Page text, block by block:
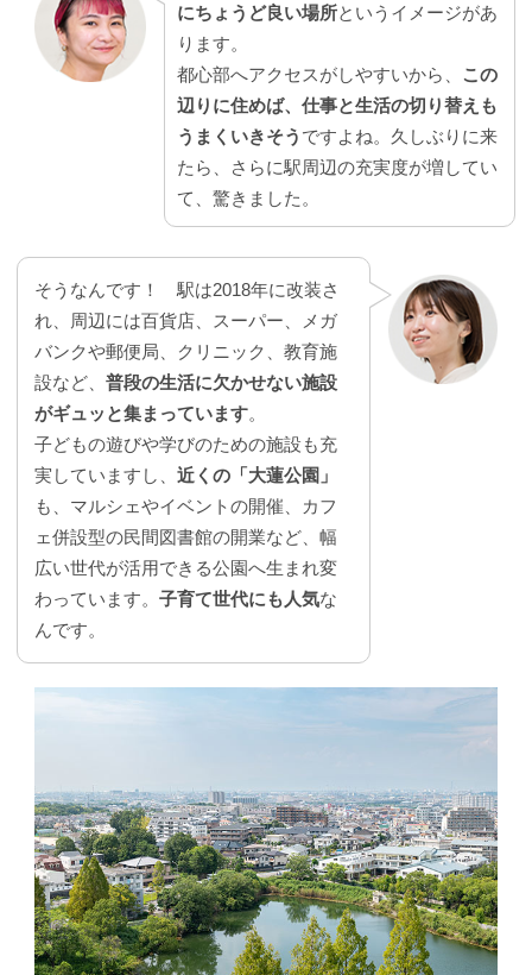
にちょうど良い場所というイメージがあ
ります。
都心部へアクセスがしやすいから、 この
辺りに住めば、仕事と生活の切り替えも
うまくいきそう ですよね。久しぶりに来
たら、さらに駅周辺の充実度が増してい
て、驚きました。
そうなんです！ 駅は2018年に改装さ
れ、周辺には百貨店、スーパー、メガ
バンクや郵便局、クリニック、教育施
設など、 普段の生活に欠かせない施設
がギュッと集まっています。
子どもの遊びや学びのための施設も充
実していますし、 近くの「大蓮公園」
も、マルシェやイベントの開催、カフ
ェ併設型の民間図書館の開業など、幅
広い世代が活用できる公園へ生まれ変
わっています。 子育て世代にも人気な
んです。